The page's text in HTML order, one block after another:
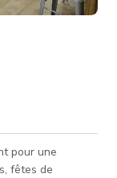
pour une
fêtes de